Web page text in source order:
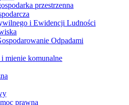
przestrzenna
i Ewidencji Ludności
Odpadami
mienie komunalne
prawna